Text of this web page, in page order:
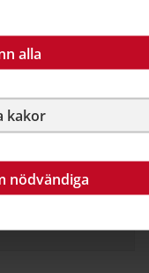
alla
kakor
nödvändiga
API för